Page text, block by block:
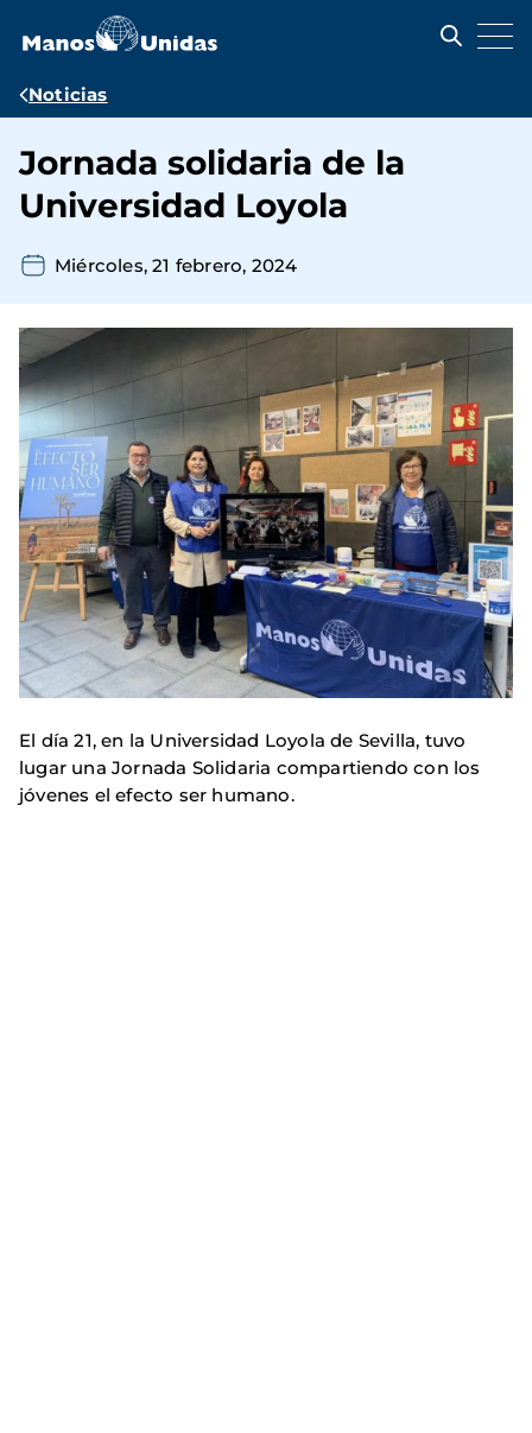
contenido
Ruta
navegación
Noticias
Jornada solidaria de la
Universidad Loyola
Miércoles, 21 febrero, 2024
El día 21, en la Universidad Loyola de Sevilla, tuvo
lugar una Jornada Solidaria compartiendo con los
jóvenes el efecto ser humano.